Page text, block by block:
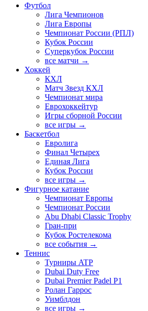
Футбол
Лига Чемпионов
Лига Европы
Чемпионат России (РПЛ)
Кубок России
Суперкубок России
все матчи →
Хоккей
КХЛ
Матч Звезд КХЛ
Чемпионат мира
Еврохоккейтур
Игры сборной России
все игры →
Баскетбол
Евролига
Финал Четырех
Единая Лига
Кубок России
все игры →
Фигурное катание
Чемпионат Европы
Чемпионат России
Abu Dhabi Classic Trophy
Гран-при
Кубок Ростелекома
все события →
Теннис
Турниры ATP
Dubai Duty Free
Dubai Premier Padel P1
Ролан Гаррос
Уимблдон
все игры →